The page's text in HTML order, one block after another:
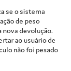
se o sistema
de peso
nova devolução.
ao usuário de
não foi pesado